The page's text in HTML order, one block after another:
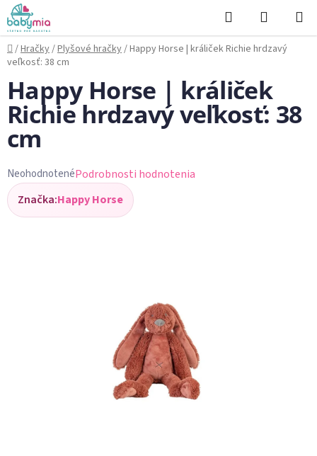
Prejsť
na
obsah
Hľadať
KOŠÍK
Domov
/Hračky/Plyšové hračky/Happy Horse | králiček Richie hrdzavý
veľkosť: 38 cm
Happy Horse | králiček
Richie hrdzavý veľkosť: 38
cm
Priemerné
hodnotenie
produktu
NeohodnotenéPodrobnosti hodnotenia
Značka:Happy Horse